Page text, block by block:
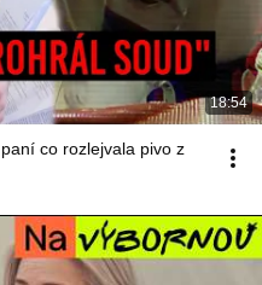
18:54
co rozlejvala pivo z